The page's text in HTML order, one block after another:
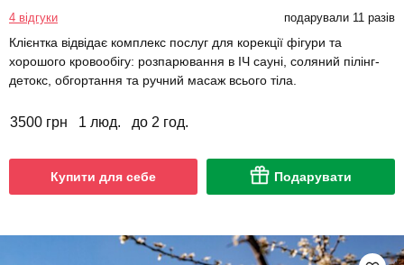
4 відгуки подарували 11 разів
Клієнтка відвідає комплекс послуг для корекції фігури та
хорошого кровообігу: розпарювання в ІЧ сауні, соляний пілінг-
детокс, обгортання та ручний масаж всього тіла.
3500 грн 1 люд. до 2 год.
Купити для себе Подарувати